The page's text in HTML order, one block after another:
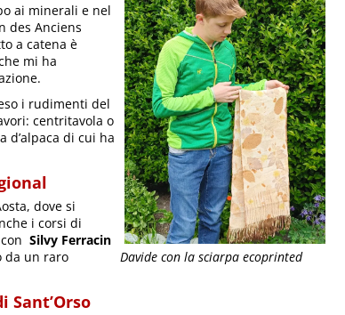
Davide con la sciarpa ecoprinted
ai minerali e nel
des Anciens
a catena è
mi ha
i rudimenti del
centritavola o
d’alpaca di cui ha
dove si
i corsi di
Silvy Ferracin
da un raro
Sant’Orso